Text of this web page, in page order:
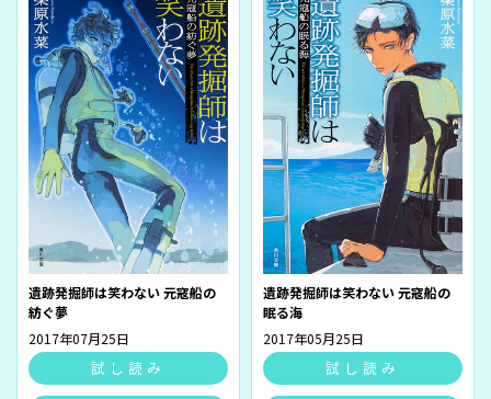
遺跡発掘師は笑わない 元寇船の
紡ぐ夢
2017年07月25日
試し読み
遺跡発掘師は笑わない 元寇船の
眠る海
2017年05月25日
試し読み